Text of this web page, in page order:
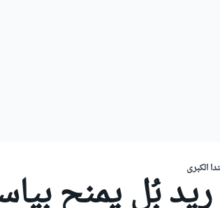
الكبرى
ريد بُل يمنح